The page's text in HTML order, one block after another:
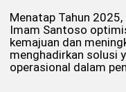
Menatap Tahun
Imam Santoso
kemajuan dan
menghadirkan solusi
operasional dalam